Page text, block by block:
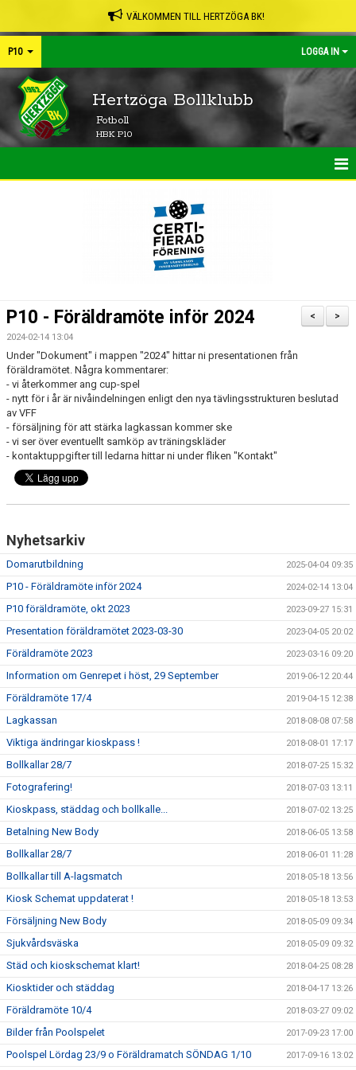
VÄLKOMMEN TILL HERTZÖGA BK!
P10 LOGGA IN
Hertzöga Bollklubb
Fotboll
HBK P10
TRUPPEN
BILDGALLERI
DOKUMENT
KONTAKT
>
<
P10 - Föräldramöte inför 2024
2024-02-14 13:04
Under "Dokument" i mappen "2024" hittar ni presentationen från
föräldramötet. Några kommentarer:
- vi återkommer ang cup-spel
- nytt för i år är nivåindelningen enligt den nya tävlingsstrukturen beslutad
av VFF
- försäljning för att stärka lagkassan kommer ske
- vi ser över eventuellt samköp av träningskläder
- kontaktuppgifter till ledarna hittar ni under fliken "Kontakt"
Nyhetsarkiv
Domarutbildning 2025-04-04 09:35
P10 - Föräldramöte inför 2024 2024-02-14 13:04
P10 föräldramöte, okt 2023 2023-09-27 15:31
Presentation föräldramötet 2023-03-30 2023-04-05 20:02
Föräldramöte 2023 2023-03-16 09:20
Information om Genrepet i höst, 29 September 2019-06-12 20:44
Föräldramöte 17/4 2019-04-15 12:38
Lagkassan 2018-08-08 07:58
Viktiga ändringar kioskpass ! 2018-08-01 17:17
Bollkallar 28/7 2018-07-25 15:32
Fotografering! 2018-07-03 13:11
Kioskpass, städdag och bollkalle... 2018-07-02 13:25
Betalning New Body 2018-06-05 13:58
Bollkallar 28/7 2018-06-01 11:28
Bollkallar till A-lagsmatch 2018-05-18 13:56
Kiosk Schemat uppdaterat ! 2018-05-18 13:53
Försäljning New Body 2018-05-09 09:34
Sjukvårdsväska 2018-05-09 09:32
Städ och kioskschemat klart! 2018-04-25 08:28
Kiosktider och städdag 2018-04-17 13:26
Föräldramöte 10/4 2018-03-27 09:02
Bilder från Poolspelet 2017-09-23 17:00
Poolspel Lördag 23/9 o Föräldramatch SÖNDAG 1/10 2017-09-16 13:02